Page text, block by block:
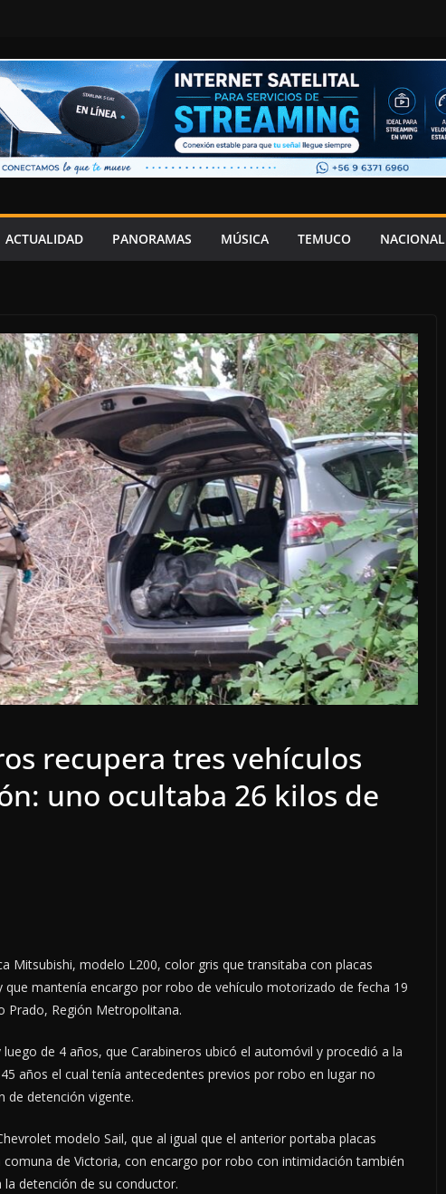
ACTUALIDAD PANORAMAS MÚSICA TEMUCO NACIONAL
recupera tres vehículos
uno ocultaba 26 kilos de
Mitsubishi, modelo L200, color gris que transitaba con placas
mantenía encargo por robo de vehículo motorizado de fecha 19
Prado, Región Metropolitana.
de 4 años, que Carabineros ubicó el automóvil y procedió a la
años el cual tenía antecedentes previos por robo en lugar no
de detención vigente.
modelo Sail, que al igual que el anterior portaba placas
de Victoria, con encargo por robo con intimidación también
detención de su conductor.